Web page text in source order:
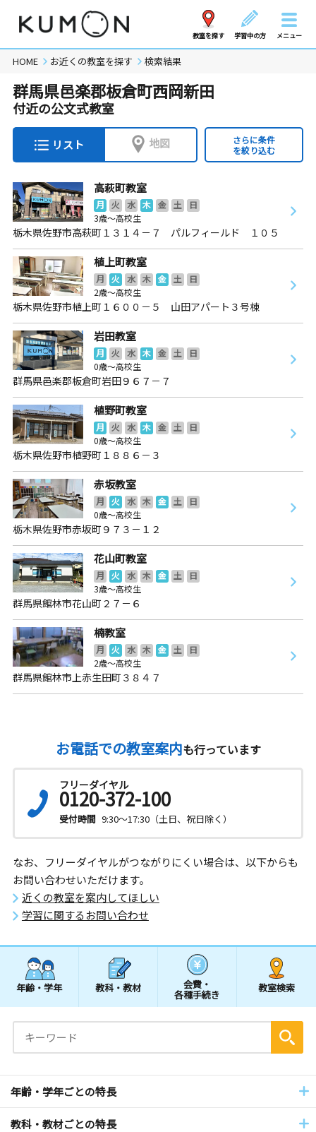
教室を探す 学習中の方 メニュー
HOME お近くの教室を探す 検索結果
群馬県邑楽郡板倉町西岡新田
付近の公文式教室
リスト 地図
さらに条件
を絞り込む
高萩町教室
月 火 水 木 金 土
日
3歳～高校生
栃木県佐野市高萩町１３１４－７ パルフィールド １０５
植上町教室
月 火 水 木 金 土
日
2歳～高校生
栃木県佐野市植上町１６００－５ 山田アパート３号棟
岩田教室
月 火 水 木 金 土
日
0歳～高校生
群馬県邑楽郡板倉町岩田９６７－７
植野町教室
月 火 水 木 金 土
日
0歳～高校生
栃木県佐野市植野町１８８６－３
赤坂教室
月 火 水 木 金 土
日
0歳～高校生
栃木県佐野市赤坂町９７３－１２
花山町教室
月 火 水 木 金 土
日
3歳～高校生
群馬県館林市花山町２７－６
楠教室
月 火 水 木 金 土
日
2歳～高校生
群馬県館林市上赤生田町３８４７
お電話での教室案内も行っています
フリーダイヤル
0120-372-100
受付時間 9:30～17:30（土日、祝日除く）
なお、フリーダイヤルがつながりにくい場合は、以下からも
お問い合わせいただけます。
近くの教室を案内してほしい
学習に関するお問い合わせ
年齢・学年 教科・教材 会費・
各種手続き
教室検索
年齢・学年ごとの特長
教科・教材ごとの特長